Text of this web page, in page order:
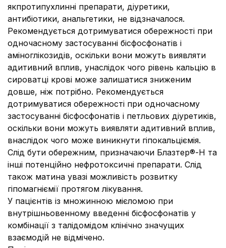
якпротипухлинні препарати, діуретики,
антибіотики, анальгетики, не відзначалося.
Рекомендується дотримуватися обережності при
одночасному застосуванні бісфосфонатів і
аміноглікозидів, оскільки вони можуть виявляти
адитивний вплив, унаслідок чого рівень кальцію в
сироватці крові може залишатися зниженим
довше, ніж потрібно. Рекомендується
дотримуватися обережності при одночасному
застосуванні бісфосфонатів і петльових діуретиків,
оскільки вони можуть виявляти адитивний вплив,
внаслідок чого може виникнути гіпокальціємія.
Слід бути обережним, призначаючи Блазтер®-Н та
інші потенційно нефротоксичні препарати. Слід
також матина увазі можливість розвитку
гіпомагніємії протягом лікування.
У пацієнтів із множинною мієломою при
внутрішньовенному введенні бісфосфонатів у
комбінації з талідомідом клінічно значущих
взаємодій не відмічено.